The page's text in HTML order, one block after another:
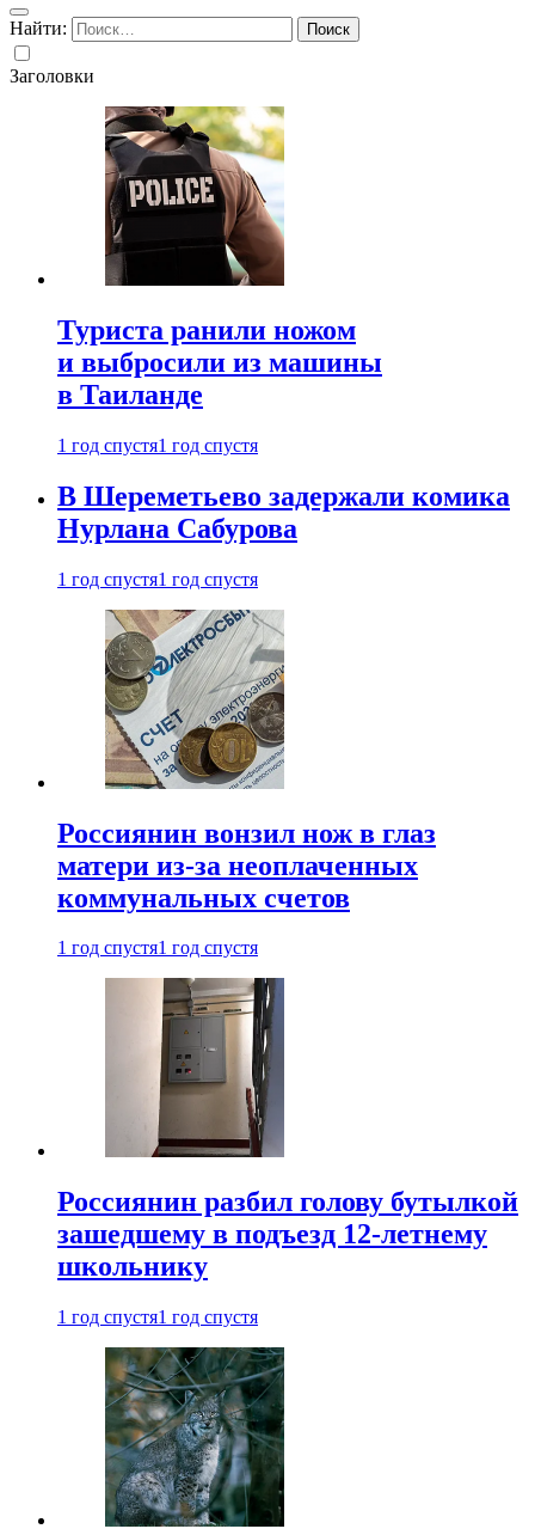
Найти:
Заголовки
Туриста ранили ножом
и выбросили из машины
в Таиланде
1 год спустя1 год спустя
В Шереметьево задержали комика
Нурлана Сабурова
1 год спустя1 год спустя
Россиянин вонзил нож в глаз
матери из-за неоплаченных
коммунальных счетов
1 год спустя1 год спустя
Россиянин разбил голову бутылкой
зашедшему в подъезд 12-летнему
школьнику
1 год спустя1 год спустя